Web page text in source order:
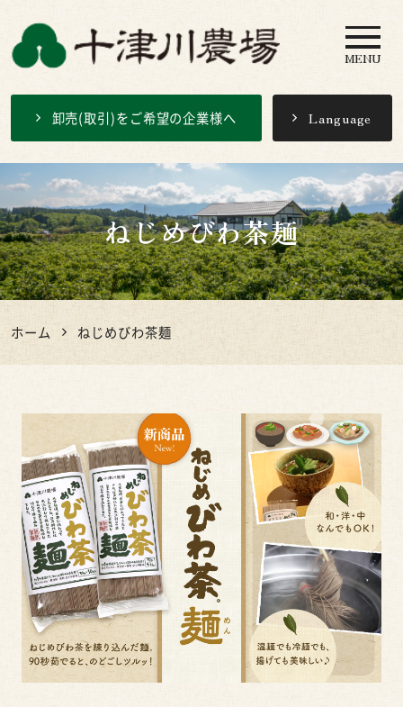
十津川農場
卸売(取引)をご希望の企業様へ Language
MENU
ねじめびわ茶麺
ホーム ねじめびわ茶麺